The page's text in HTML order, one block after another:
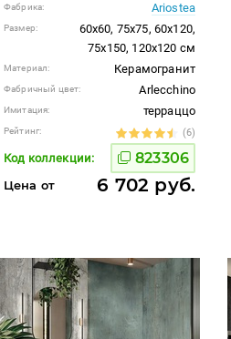
Фабрика: Ariostea
Размер:
60x60, 75x75, 60x120,
75x150, 120x120 см
Материал: Керамогранит
Фабричный цвет: Arlecchino
Имитация: терраццо
Рейтинг: (6)
Код коллекции: 823306
Цена от 6 702 руб.